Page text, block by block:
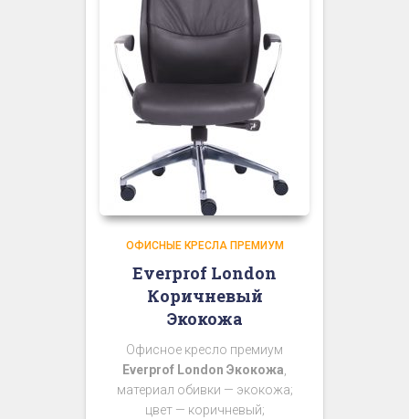
ОФИСНЫЕ КРЕСЛА ПРЕМИУМ
Everprof London
Коричневый
Экокожа
Офисное кресло премиум
Everprof London Экокожа
материал обивки — экокожа;
цвет — коричневый;